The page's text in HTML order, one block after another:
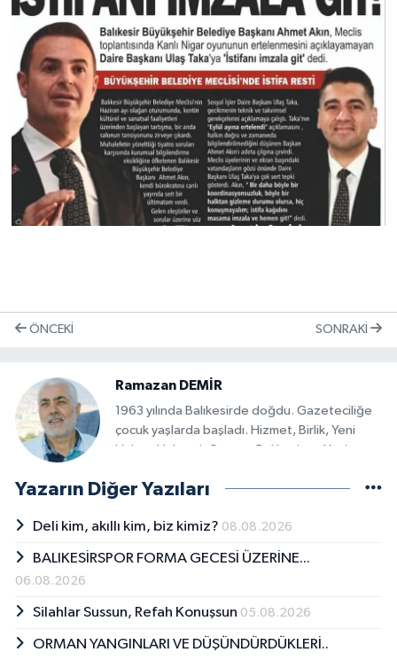
ÖNCEKI SONRAKI
Ramazan DEMİR
1963 yılında Balıkesirde doğdu. Gazeteciliğe
çocuk yaşlarda başladı. Hizmet, Birlik, Yeni
Haber, Haberci, Gazete Balıkesir ve Yeni
koordinatörlüğü, genel yayın yönetmenliği
Temsilciliği görevini üstlendi. Bu görevi
rahatsızlığı nedeniyle 2015'de bıraktı. Ekmek
Davası, Küçüksangate ve Balıkesirspor
aydınlatılmasını sağladı. 1992'de Türkiye'nin ilk
hayatına sokan ekibin başındaydı.
Yazarın Diğer Yazıları
Deli kim, akıllı kim, biz kimiz? 08.08.2026
BALIKESİRSPOR FORMA GECESİ ÜZERİNE...
06.08.2026
Silahlar Sussun, Refah Konuşsun 05.08.2026
ORMAN YANGINLARI VE DÜŞÜNDÜRDÜKLERİ..